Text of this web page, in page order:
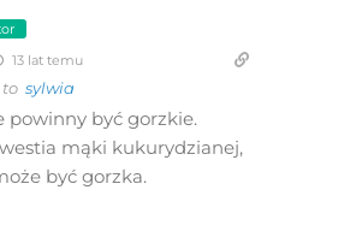
13 lat temu
to sylwia
powinny być gorzkie.
mąki kukurydzianej,
być gorzka.